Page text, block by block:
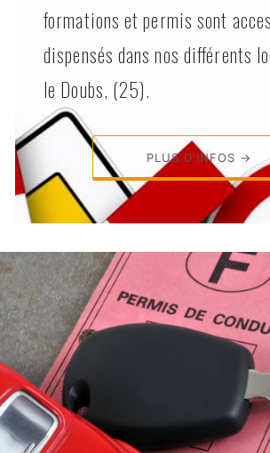
formations et permis sont
dispensés dans nos différents
le Doubs, (25).
PLUS D'INFOS →